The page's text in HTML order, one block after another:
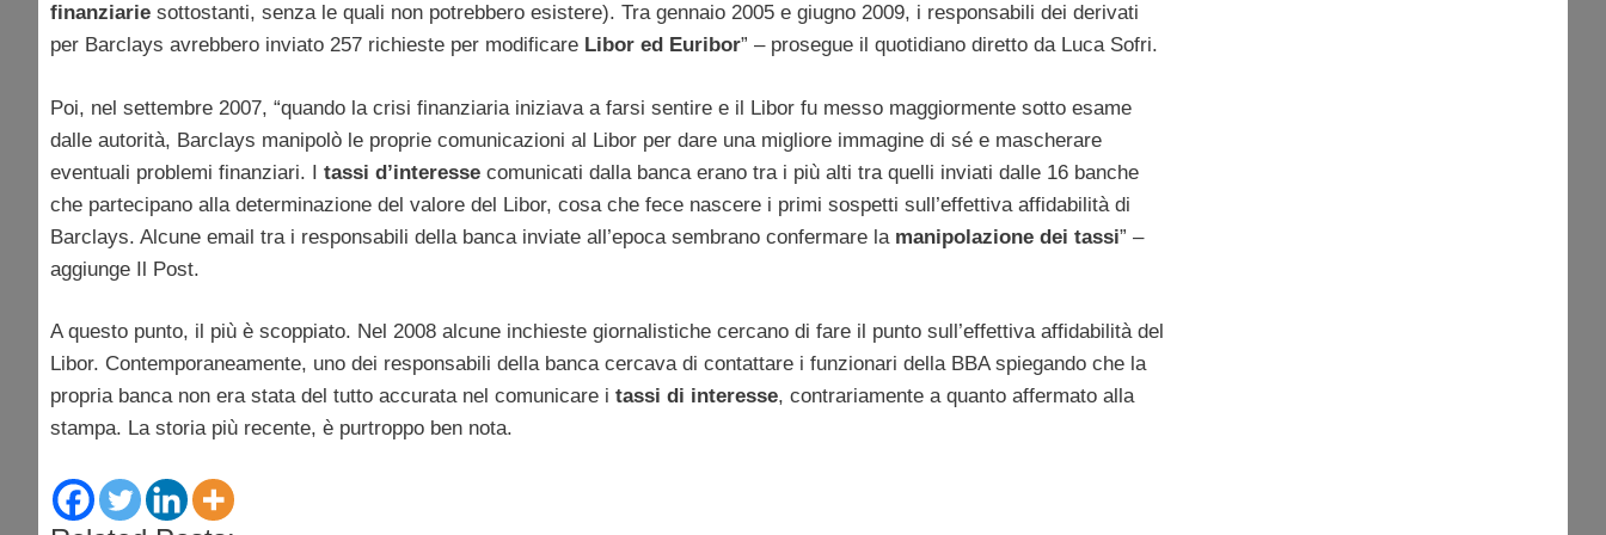
finanziarie sottostanti, senza le quali non potrebbero esistere). Tra gennaio 2005 e giugno 2009, i responsabili dei derivati
per Barclays avrebbero inviato 257 richieste per modificare Libor ed Euribor” – prosegue il quotidiano diretto da Luca Sofri.
Poi, nel settembre 2007, “quando la crisi finanziaria iniziava a farsi sentire e il Libor fu messo maggiormente sotto esame
dalle autorità, Barclays manipolò le proprie comunicazioni al Libor per dare una migliore immagine di sé e mascherare
eventuali problemi finanziari. I tassi d’interesse comunicati dalla banca erano tra i più alti tra quelli inviati dalle 16 banche
che partecipano alla determinazione del valore del Libor, cosa che fece nascere i primi sospetti sull’effettiva affidabilità di
Barclays. Alcune email tra i responsabili della banca inviate all’epoca sembrano confermare la manipolazione dei tassi” –
aggiunge Il Post.
A questo punto, il più è scoppiato. Nel 2008 alcune inchieste giornalistiche cercano di fare il punto sull’effettiva affidabilità del
Libor. Contemporaneamente, uno dei responsabili della banca cercava di contattare i funzionari della BBA spiegando che la
propria banca non era stata del tutto accurata nel comunicare i tassi di interesse, contrariamente a quanto affermato alla
stampa. La storia più recente, è purtroppo ben nota.